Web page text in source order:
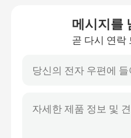
메시지를
곧 다시 연락